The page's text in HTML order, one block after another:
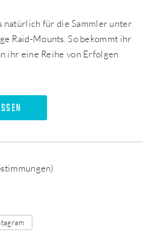
natürlich für die Sammler unter
Raid-Mounts. So bekommt ihr
ihr eine Reihe von Erfolgen
)